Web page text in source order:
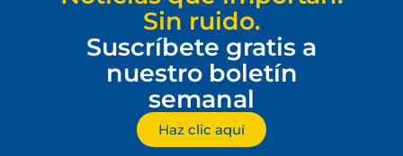
Sin ruido.
Suscríbete gratis a
nuestro boletín
semanal
Haz clic aquí